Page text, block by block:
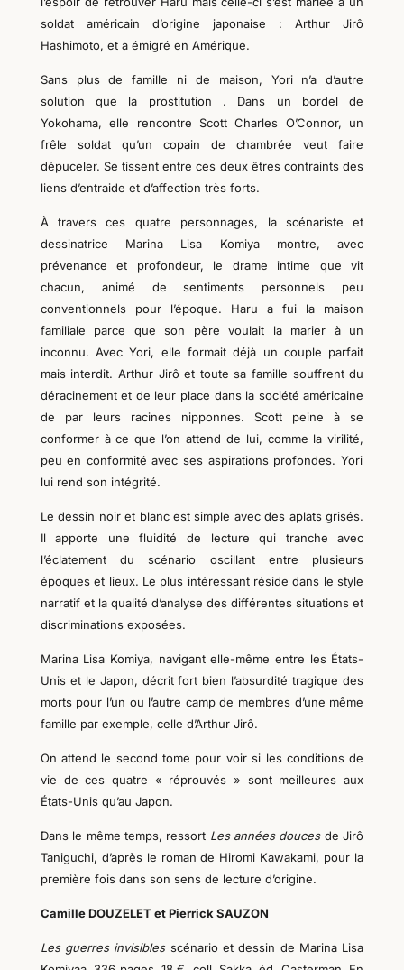
soldat américain d’origine japonaise : Arthur Jirô
Hashimoto, et a émigré en Amérique.
Sans plus de famille ni de maison, Yori n’a d’autre
solution que la prostitution . Dans un bordel de
Yokohama, elle rencontre Scott Charles O’Connor, un
frêle soldat qu’un copain de chambrée veut faire
dépuceler. Se tissent entre ces deux êtres contraints des
liens d’entraide et d’affection très forts.
À travers ces quatre personnages, la scénariste et
dessinatrice Marina Lisa Komiya montre,avec
prévenance et profondeur, le drame intime que vit
chacun, animé de sentiments personnels peu
conventionnels pour l’époque. Haru a fui la maison
familiale parce que son père voulait la marier à un
inconnu. Avec Yori, elle formait déjà un couple parfait
mais interdit. Arthur Jirôet toute sa famille souffrentdu
déracinement et de leur place dans la société américaine
de par leursracines nipponnes. Scott peine à se
conformer à ce que l’on attend de lui, comme la virilité,
peu en conformité avec ses aspirationsprofondes. Yori
lui rend son intégrité.
Le dessin noir et blanc est simple avec des aplats grisés.
Il apporte une fluidité de lecture qui tranche avec
l’éclatement duscénario oscillant entre plusieurs
époques et lieux. Le plus intéressant réside dans le style
narratif et la qualité d’analyse des différentessituations et
discriminations exposées.
Marina Lisa Komiya, navigant elle-même entre les États-
Unis et le Japon, décrit fort bien l’absurdité tragiquedes
morts pour l’un ou l’autre camp de membres d’une même
famille par exemple, celle d’Arthur Jirô.
On attend le second tome pour voir si les conditions de
vie de ces quatre « réprouvés » sont meilleures aux
États-Unis qu’au Japon.
Dans le même temps, ressort Les années doucesde Jirô
Taniguchi, d’après le roman de Hiromi Kawakami, pour la
première fois dans son sens de lecture d’origine.
Camille DOUZELET et Pierrick SAUZON
Les guerres invisibles scénario et dessin de Marina Lisa